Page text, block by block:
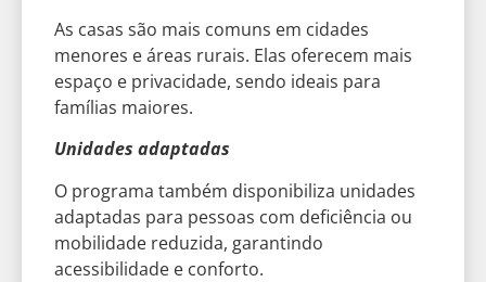
As casas são mais comuns em cidades
menores e áreas rurais. Elas oferecem mais
espaço e privacidade, sendo ideais para
famílias maiores.
Unidades adaptadas
O programa também disponibiliza unidades
adaptadas para pessoas com deficiência ou
mobilidade reduzida, garantindo
acessibilidade e conforto.